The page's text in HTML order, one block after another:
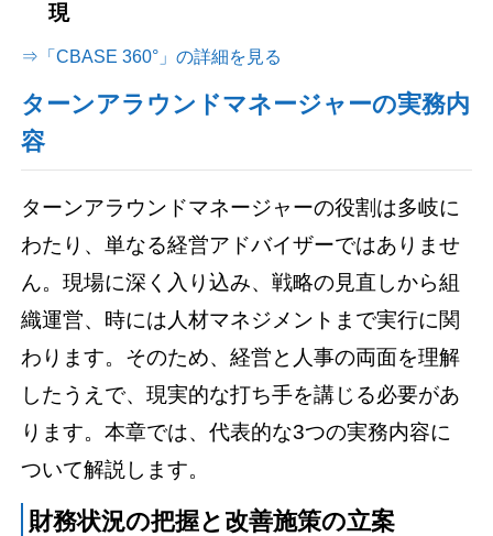
現
⇒「CBASE 360°」の詳細を見る
ターンアラウンドマネージャーの実務内
容
ターンアラウンドマネージャーの役割は多岐に
わたり、単なる経営アドバイザーではありませ
ん。現場に深く入り込み、戦略の見直しから組
織運営、時には人材マネジメントまで実行に関
わります。そのため、経営と人事の両面を理解
したうえで、現実的な打ち手を講じる必要があ
ります。本章では、代表的な3つの実務内容に
ついて解説します。
財務状況の把握と改善施策の立案